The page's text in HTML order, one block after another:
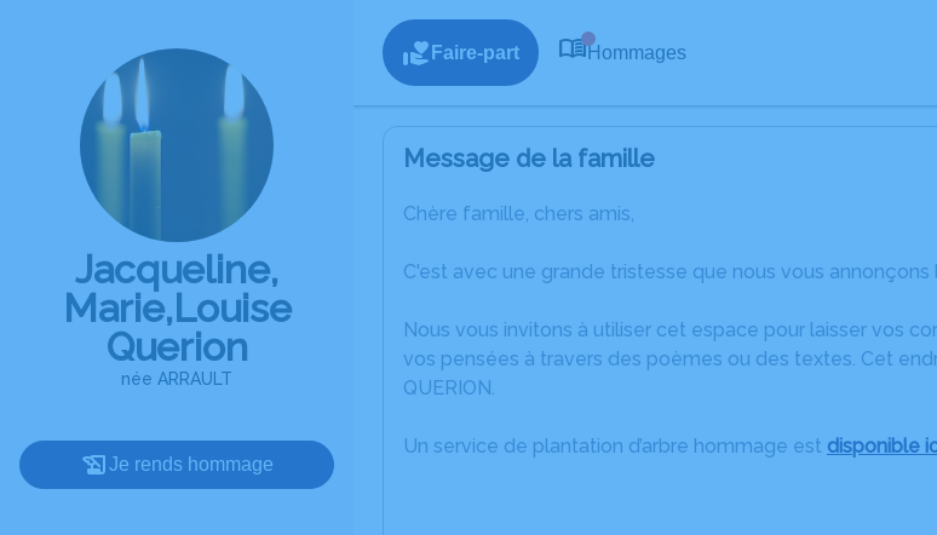
Jacqueline,
Marie,Louise
Querion
née ARRAULT
Je rends hommage
Faire-part Hommages
Message de la famille
Chère famille, chers amis,
C'est avec une grande tristesse que nous vous annonçons
Nous vous invitons à utiliser cet espace pour laisser vos
vos pensées à travers des poèmes ou des textes. Cet
QUERION.
Un service de plantation d’arbre hommage est disponible